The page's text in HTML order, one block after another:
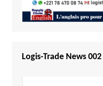
Logis-Trade News 002